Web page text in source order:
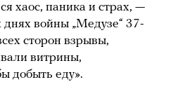
хаос, паника и страх, —
днях войны „Медузе“ 37-
сторон взрывы,
витрины,
добыть еду».